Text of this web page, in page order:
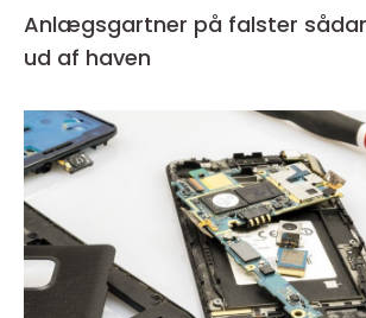
Anlægsgartner på falster sådan får du mest
ud af haven